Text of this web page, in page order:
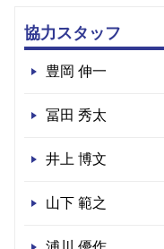
協力スタッフ
豊岡 伸一
冨田 秀太
井上 博文
山下 範之